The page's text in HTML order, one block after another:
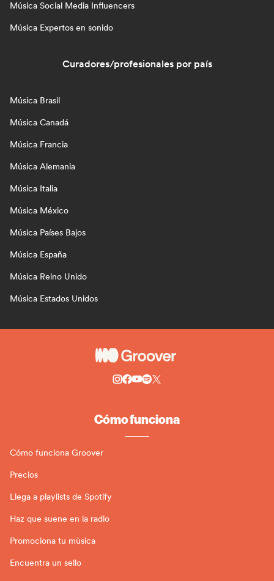
Música Social Media Influencers
Música Expertos en sonido
Curadores/profesionales por país
Música Brasil
Música Canadá
Música Francia
Música Alemania
Música Italia
Música México
Música Países Bajos
Música España
Música Reino Unido
Música Estados Unidos
Cómo funciona
Cómo funciona Groover
Precios
Llega a playlists de Spotify
Haz que suene en la radio
Promociona tu mùsica
Encuentra un sello